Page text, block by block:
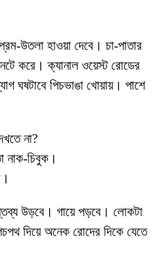
উতলা হাওয়া দেবে। চা-পাতার
করে। ক্যানাল ওয়েস্ট রোডের
ঘষটাবে পিচভাঙা খোয়ায়। পাশে
না?
নাক-চিবুক।
উড়বে। গায়ে পড়বে। লোকটা
দিয়ে অনেক রোদের দিকে যেতে